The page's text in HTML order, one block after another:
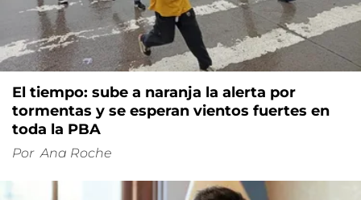
El tiempo: sube a naranja la alerta por
tormentas y se esperan vientos fuertes en
toda la PBA
Por Ana Roche